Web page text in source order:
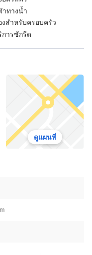
าทางน้ำ
งสำหรับครอบครัว
การซักรีด
ดูแผนที่